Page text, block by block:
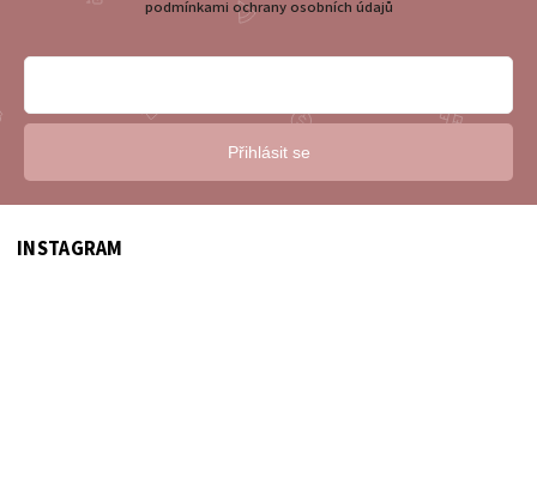
INSTAGRAM
podmínkami ochrany osobních údajů
Přihlásit se